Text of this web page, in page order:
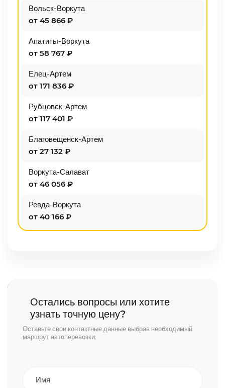
Вольск-Воркута
от 45 866 ₽
Апатиты-Воркута
от 58 767 ₽
Елец-Артем
от 171 836 ₽
Рубцовск-Артем
от 117 401 ₽
Благовещенск-Артем
от 27 132 ₽
Воркута-Салават
от 46 056 ₽
Ревда-Воркута
от 40 166 ₽
Остались вопросы или хотите
узнать точную цену?
Оставьте свои контактные данные выбрав необходимый
маршрут автоперевозки.